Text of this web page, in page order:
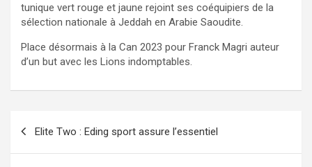
tunique vert rouge et jaune rejoint ses coéquipiers de la
sélection nationale à Jeddah en Arabie Saoudite.
Place désormais à la Can 2023 pour Franck Magri auteur
d’un but avec les Lions indomptables.
Elite Two : Eding sport assure l’essentiel